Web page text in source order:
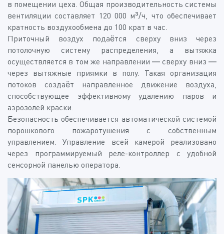
в помещении цеха. Общая производительность системы
вентиляции составляет 120 000 м³/ч, что обеспечивает
кратность воздухообмена до 100 крат в час.
Приточный воздух подаётся сверху вниз через
потолочную систему распределения, а вытяжка
осуществляется в том же направлении — сверху вниз —
через вытяжные приямки в полу. Такая организация
потоков создаёт направленное движение воздуха,
способствующее эффективному удалению паров и
аэрозолей краски.
Безопасность обеспечивается автоматической системой
порошкового пожаротушения с собственным
управлением. Управление всей камерой реализовано
через программируемый реле-контроллер с удобной
сенсорной панелью оператора.